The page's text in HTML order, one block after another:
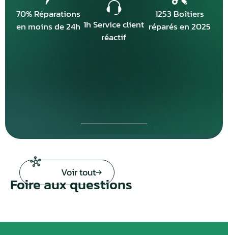
70% Réparations
en moins de 24h 1h Service client
réactif
1253 Boîtiers
réparés en 2025
Voir tout
Foire aux questions